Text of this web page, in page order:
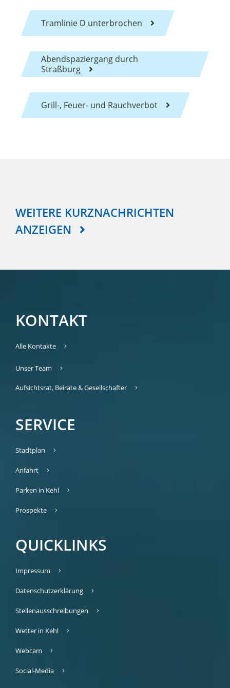
Tramlinie D unterbrochen
Abendspaziergang durch
Straßburg
Grill-, Feuer- und Rauchverbot
WEITERE KURZNACHRICHTEN
ANZEIGEN
KONTAKT
Alle Kontakte
Unser Team
Aufsichtsrat, Beiräte & Gesellschafter
SERVICE
Stadtplan
Anfahrt
Parken in Kehl
Prospekte
QUICKLINKS
Impressum
Datenschutzerklärung
Stellenausschreibungen
Wetter in Kehl
Webcam
Social-Media